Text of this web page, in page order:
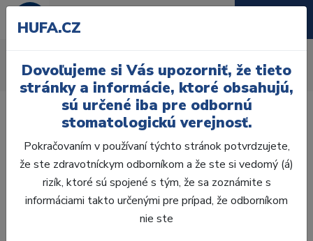
Úvod Ordinácia Výplne Fixačné cementy
Laboratórium, Zub.
technika
HUFA.CZ
Dovoľujeme si Vás upozorniť, že tieto
stránky a informácie, ktoré obsahujú,
sú určené iba pre odbornú
stomatologickú verejnosť.
Pokračovaním v používaní týchto stránok potvrdzujete,
že ste zdravotníckym odborníkom a že ste si vedomý (á)
rizík, ktoré sú spojené s tým, že sa zoznámite s
informáciami takto určenými pre prípad, že odborníkom
nie ste